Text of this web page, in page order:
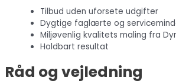
Tilbud uden uforsete udgifter
Dygtige faglærte og
Miljøvenlig kvalitets maling fra
Holdbart resultat
Råd og vejledning